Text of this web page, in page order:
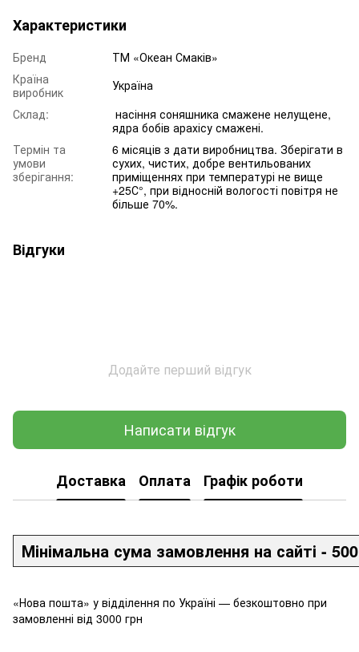
Характеристики
Бренд
ТМ «Океан Смаків»
Країна
виробник
Україна
Склад:
насіння соняшника смажене нелущене,
ядра бобів арахісу смажені.
Термін та
умови
зберігання:
6 місяців з дати виробництва. Зберігати в
сухих, чистих, добре вентильованих
приміщеннях при температурі не вище
+25С°, при відносній вологості повітря не
більше 70%.
Відгуки
Додайте перший відгук
Написати відгук
Доставка Оплата Графік роботи
Мінімальна сума замовлення на сайті -
«Нова пошта» у відділення по Україні — безкоштовно при
замовленні від 3000 грн